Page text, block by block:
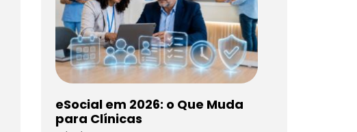
eSocial em 2026: o Que Muda
para Clínicas